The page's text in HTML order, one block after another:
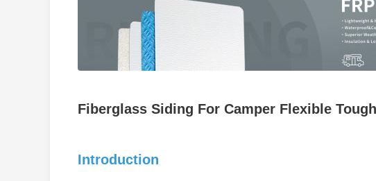
Fiberglass Siding For Camper Flexible
Introduction